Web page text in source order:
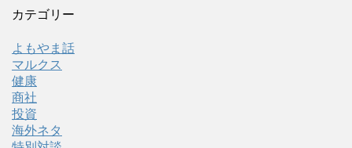
カテゴリー
よもやま話
マルクス
健康
商社
投資
海外ネタ